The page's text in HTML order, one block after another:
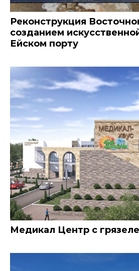
Реконструкция
созданием
Ейском порту
Медикал Центр с